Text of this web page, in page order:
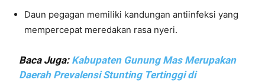
Daun pegagan memiliki kandungan antiinfeksi yang
mempercepat meredakan rasa nyeri.
Baca Juga: Kabupaten Gunung Mas Merupakan
Daerah Prevalensi Stunting Tertinggi di